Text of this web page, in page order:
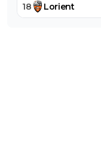
18 Lorient